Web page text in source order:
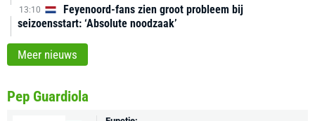
13:10
Feyenoord-fans zien groot probleem bij
seizoensstart: ‘Absolute noodzaak’
Meer nieuws
Pep Guardiola